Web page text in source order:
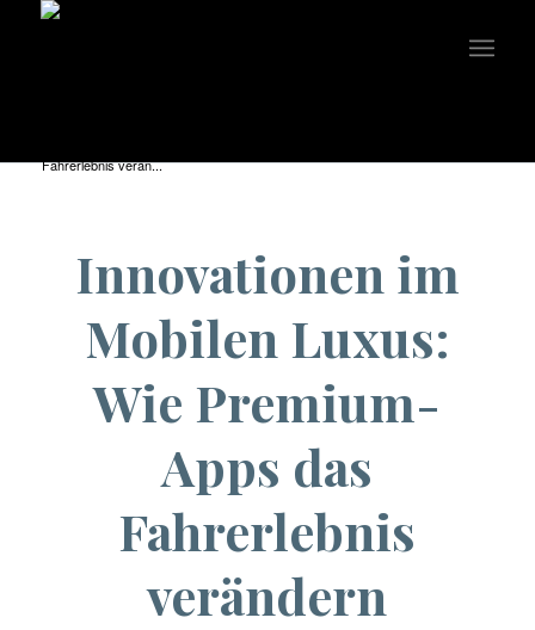
Fahrerlebnis verän...
Innovationen im
Mobilen Luxus:
Wie Premium-
Apps das
Fahrerlebnis
verändern